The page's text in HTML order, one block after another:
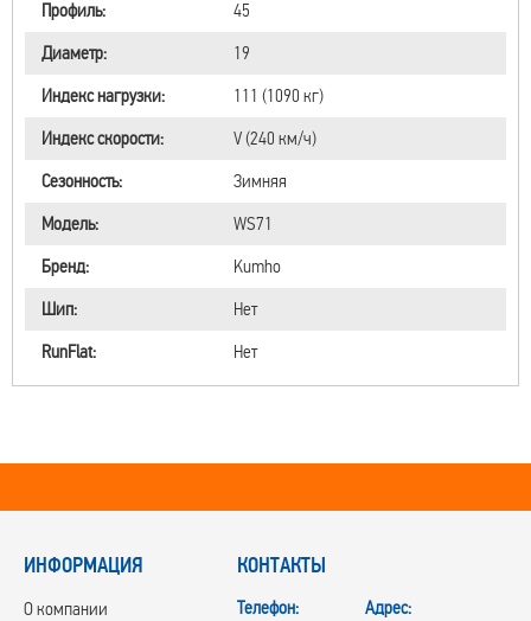
Профиль:
45
Диаметр:
19
Индекс нагрузки:
111 (1090 кг)
Индекс скорости:
V (240 км/ч)
Сезонность:
Зимняя
Модель:
WS71
Бренд:
Kumho
Шип:
Нет
RunFlat:
Нет
ИНФОРМАЦИЯ
О компании
КОНТАКТЫ
Телефон:
Адрес: